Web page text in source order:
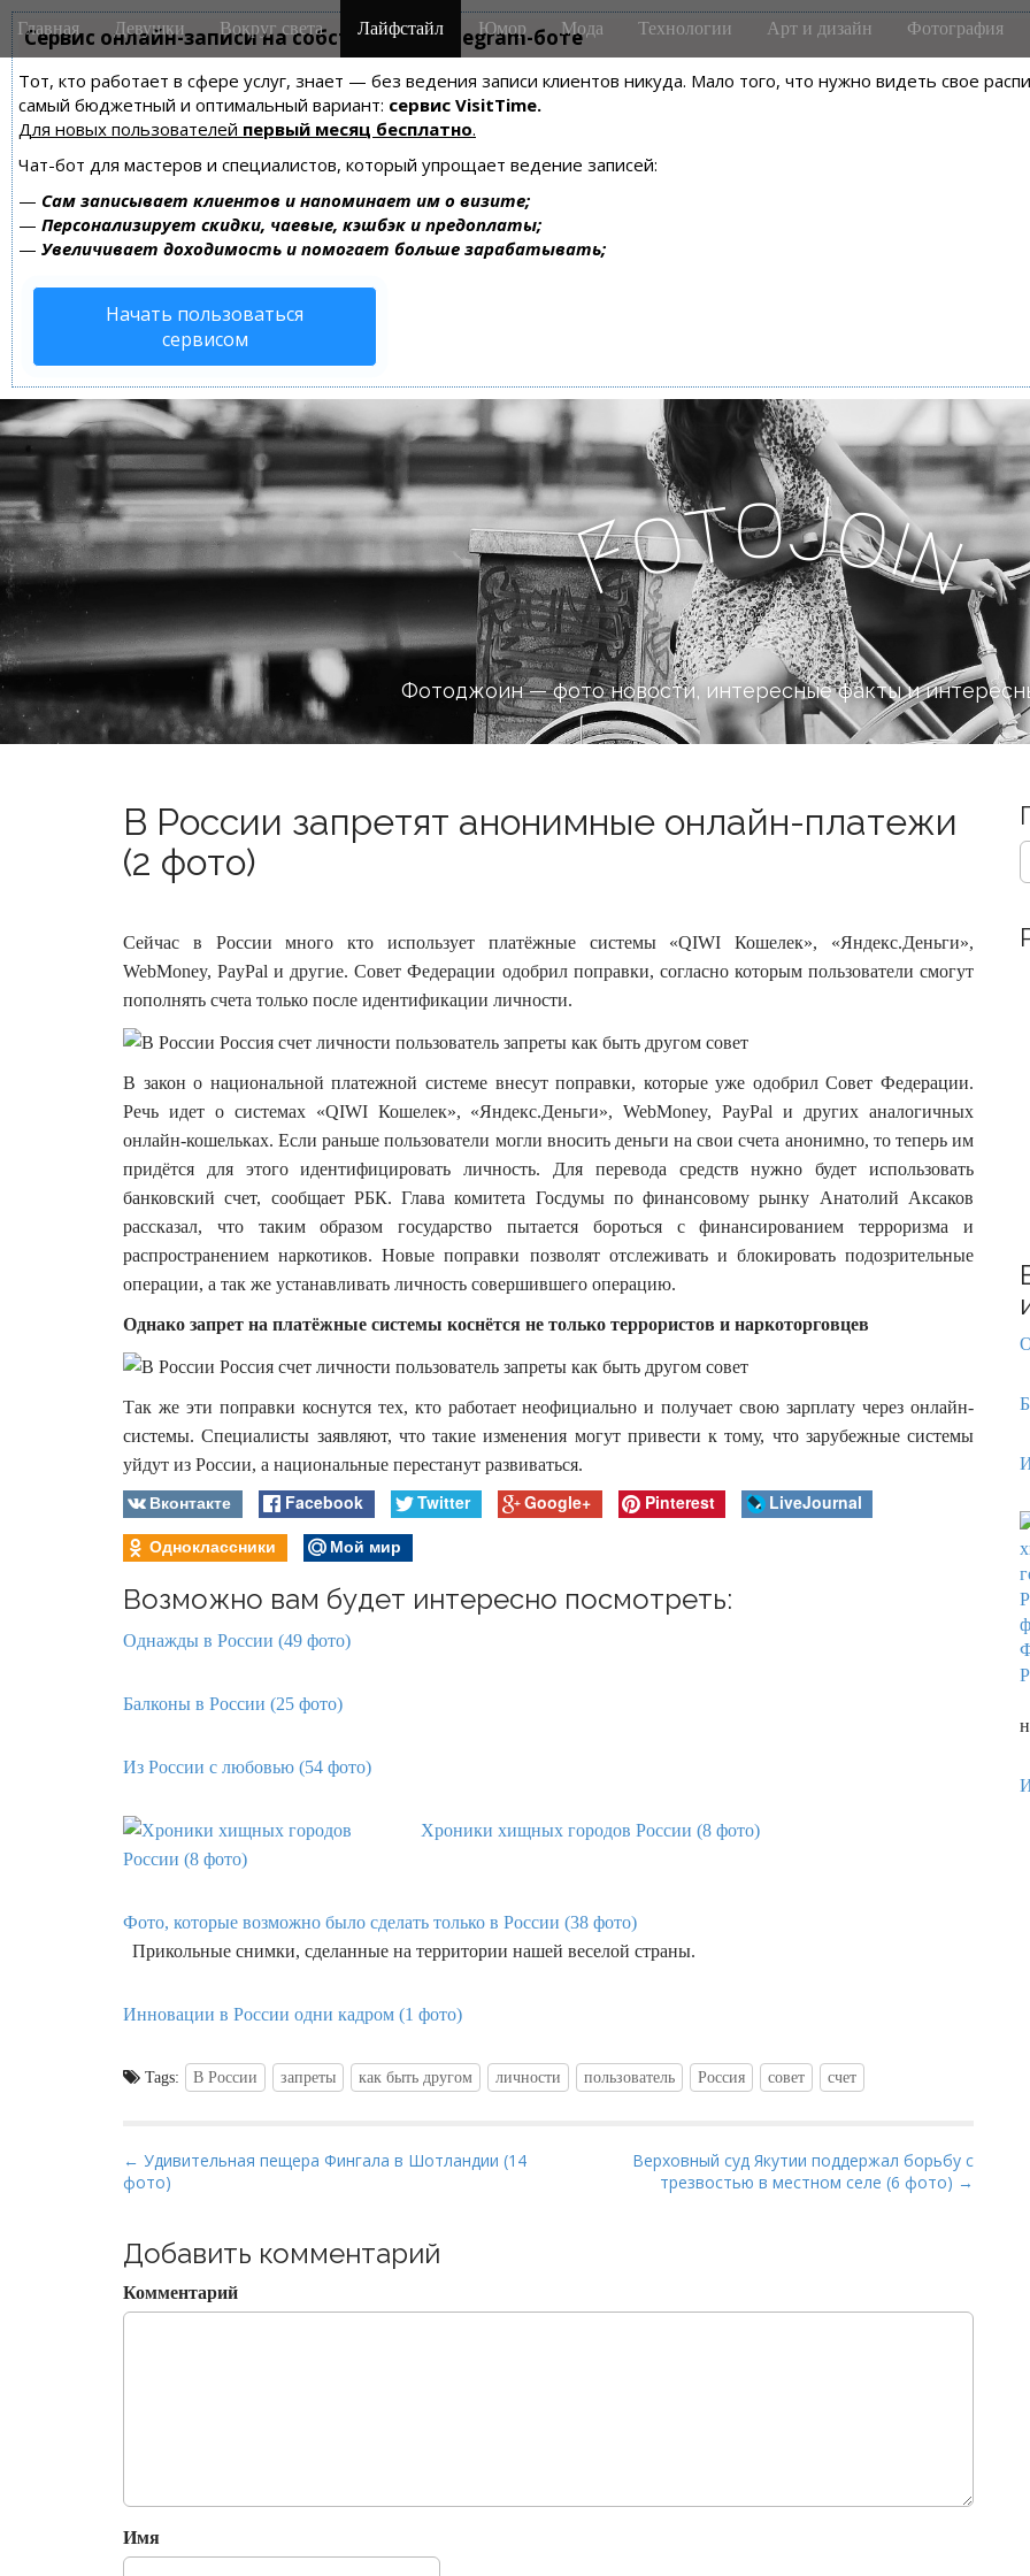
Сервис онлайн-записи на собственном Telegram-боте
Тот, кто работает в сфере услуг, знает — без ведения записи клиентов никуда. Мало того, что нужно видеть свое
самый бюджетный и оптимальный вариант: сервис VisitTime.
Для новых пользователей первый месяц бесплатно.
Чат-бот для мастеров и специалистов, который упрощает ведение записей:
— Сам записывает клиентов и напоминает им о визите;
— Персонализирует скидки, чаевые, кэшбэк и предоплаты;
— Увеличивает доходимость и помогает больше зарабатывать;
Начать пользоваться
сервисом
M
a
n
m
e
n
u
i
Главная Девушки Вокруг света Лайфстайл Юмор Мода Технологии Арт и дизайн Фотография
FotoJoi
n
Фотоджоин — фото новости, интересные факты и
В России запретят анонимные онлайн-платежи
(2 фото)
Сейчас в России много кто использует платёжные системы «QIWI Кошелек», «Яндекс.Деньги»,
WebMoney, PayPal и другие. Совет Федерации одобрил поправки, согласно которым пользователи смогут
пополнять счета только после идентификации личности.
В закон о национальной платежной системе внесут поправки, которые уже одобрил Совет Федерации.
Речь идет о системах «QIWI Кошелек», «Яндекс.Деньги», WebMoney, PayPal и других аналогичных
онлайн-кошельках. Если раньше пользователи могли вносить деньги на свои счета анонимно, то теперь им
придётся для этого идентифицировать личность. Для перевода средств нужно будет использовать
банковский счет, сообщает РБК. Глава комитета Госдумы по финансовому рынку Анатолий Аксаков
рассказал, что таким образом государство пытается бороться с финансированием терроризма и
распространением наркотиков. Новые поправки позволят отслеживать и блокировать подозрительные
операции, а так же устанавливать личность совершившего операцию.
Однако запрет на платёжные системы коснётся не только террористов и наркоторговцев
Так же эти поправки коснутся тех, кто работает неофициально и получает свою зарплату через онлайн-
системы. Специалисты заявляют, что такие изменения могут привести к тому, что зарубежные системы
уйдут из России, а национальные перестанут развиваться.
Вконтакте Facebook Twitter Google+ Pinterest
LiveJournal
Одноклассники
Мой мир
Возможно вам будет интересно посмотреть:
Однажды в России (49 фото)
Балконы в России (25 фото)
Из России с любовью (54 фото)
Хроники хищных городов России (8 фото)
Фото, которые возможно было сделать только в России (38 фото)
Прикольные снимки, сделанные на территории нашей веселой страны.
Инновации в России одни кадром (1 фото)
Tags: В России запреты как быть другом личности пользователь Россия совет счет
P
o
t
n
a
n
← Удивительная пещера Фингала в Шотландии (14
фото)
Верховный суд Якутии поддержал борьбу с
трезвостью в местном селе (6 фото) →
Добавить комментарий
Комментарий
Имя
S
e
c